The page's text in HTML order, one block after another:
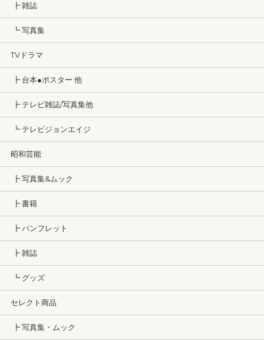
┣ 雑誌
┗ 写真集
TVドラマ
┣ 台本●ポスター 他
┣ テレビ雑誌/写真集他
┗ テレビジョンエイジ
昭和芸能
┣ 写真集&ムック
┣ 書籍
┣ パンフレット
┣ 雑誌
┗ グッズ
セレクト商品
┣ 写真集・ムック